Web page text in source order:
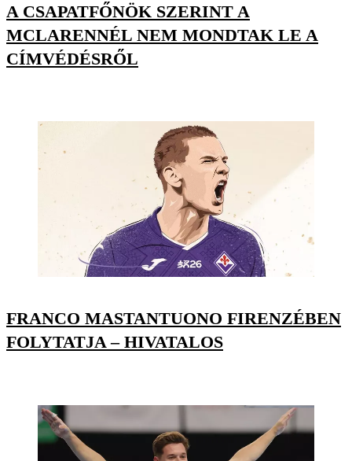
A CSAPATFŐNÖK SZERINT A
MCLARENNÉL NEM MONDTAK LE A
CÍMVÉDÉSRŐL
FRANCO MASTANTUONO FIRENZÉBEN
FOLYTATJA – HIVATALOS